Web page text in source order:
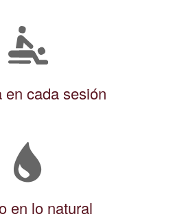
en cada sesión
en lo natural